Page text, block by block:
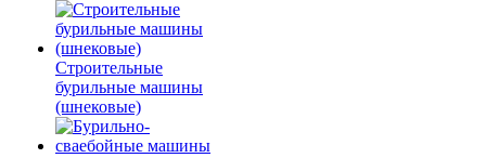
Строительные
бурильные машины
(шнековые)